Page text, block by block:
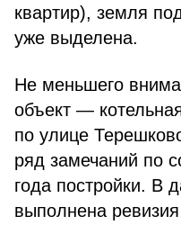
квартир), земля
уже выделена.
Не меньшего
объект —
по улице
ряд замечаний по
года постройки. В
выполнена